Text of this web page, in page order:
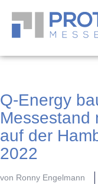
Q-Energy
Messestand
auf der
2022
von Ronny Engelmann